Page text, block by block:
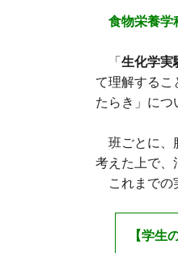
食物栄養学
「 生化学実
て理解するこ
たらき」につ
班ごとに、
考えた上で、
これまでの
【学生